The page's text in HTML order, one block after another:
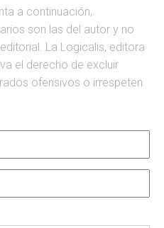
a continuación,
son las del autor y no
La Logicalis, editora
el derecho de excluir
ofensivos o irrespeten